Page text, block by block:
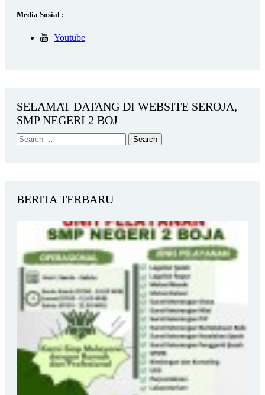
Media Sosial :
Youtube
SELAMAT DATANG DI WEBSITE SEROJA,
SMP NEGERI 2 BOJ
BERITA TERBARU